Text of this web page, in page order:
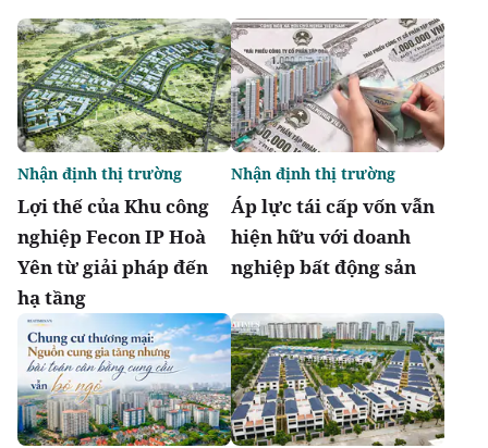
Lợi thế của Khu công
nghiệp Fecon IP Hoà
Yên từ giải pháp đến
hạ tầng
Nhận định thị trường
Áp lực tái cấp vốn vẫn
hiện hữu với doanh
nghiệp bất động sản
Nhận định thị trường